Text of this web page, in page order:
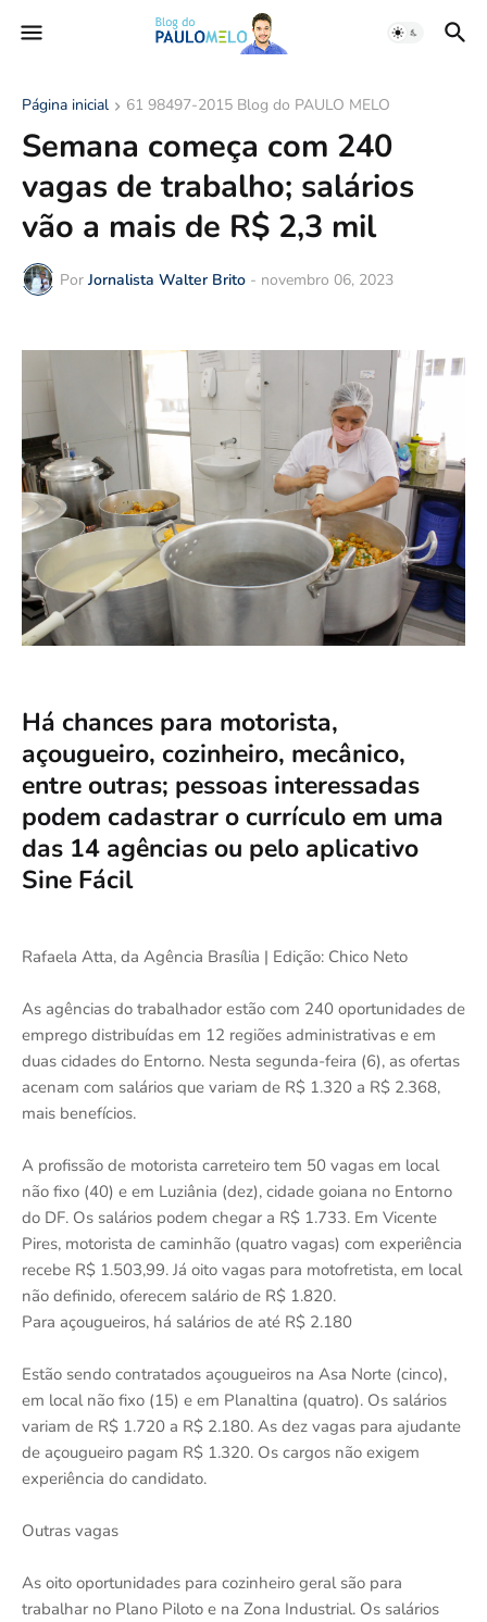
Página inicial 61 98497-2015 Blog do PAULO MELO
Semana começa com 240
vagas de trabalho; salários
vão a mais de R$ 2,3 mil
Por Jornalista Walter Brito - novembro 06, 2023
Há chances para motorista,
açougueiro, cozinheiro, mecânico,
entre outras; pessoas interessadas
podem cadastrar o currículo em uma
das 14 agências ou pelo aplicativo
Sine Fácil
Rafaela Atta, da Agência Brasília | Edição: Chico Neto
As agências do trabalhador estão com 240 oportunidades de
emprego distribuídas em 12 regiões administrativas e em
duas cidades do Entorno. Nesta segunda-feira (6), as ofertas
acenam com salários que variam de R$ 1.320 a R$ 2.368,
mais benefícios.
A profissão de motorista carreteiro tem 50 vagas em local
não fixo (40) e em Luziânia (dez), cidade goiana no Entorno
do DF. Os salários podem chegar a R$ 1.733. Em Vicente
Pires, motorista de caminhão (quatro vagas) com experiência
recebe R$ 1.503,99. Já oito vagas para motofretista, em local
não definido, oferecem salário de R$ 1.820.
Para açougueiros, há salários de até R$ 2.180
Estão sendo contratados açougueiros na Asa Norte (cinco),
em local não fixo (15) e em Planaltina (quatro). Os salários
variam de R$ 1.720 a R$ 2.180. As dez vagas para ajudante
de açougueiro pagam R$ 1.320. Os cargos não exigem
experiência do candidato.
Outras vagas
As oito oportunidades para cozinheiro geral são para
trabalhar no Plano Piloto e na Zona Industrial. Os salários